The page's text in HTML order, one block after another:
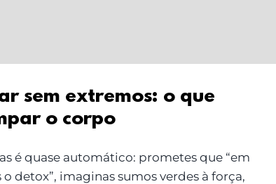
sem extremos: o que
o corpo
é quase automático: prometes que “em
detox”, imaginas sumos verdes à força,